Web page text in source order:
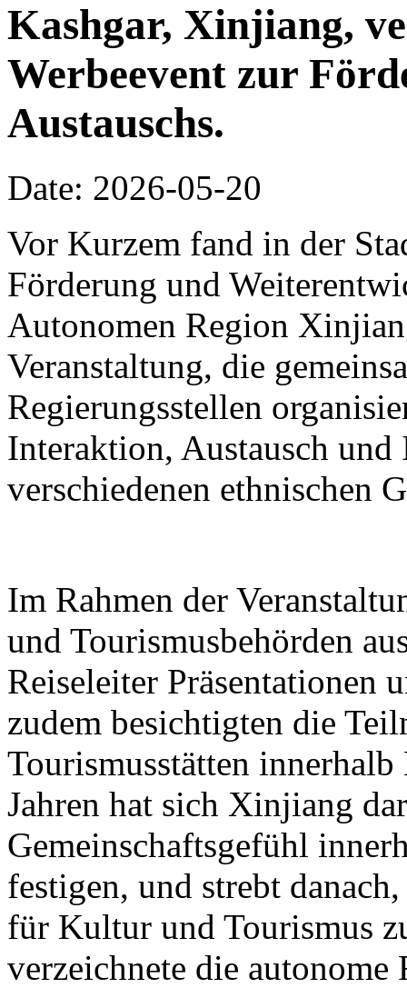
Kashgar, Xinjiang,
Werbeevent zur
Austauschs.
Date: 2026-05-20
Vor Kurzem fand in der
Förderung und
Autonomen Region
Veranstaltung, die
Regierungsstellen
Interaktion, Austausch
verschiedenen ethnischen
Im Rahmen der
und Tourismusbehörden
Reiseleiter Präsentationen
zudem besichtigten die
Tourismusstätten
Jahren hat sich Xinjiang
Gemeinschaftsgefühl
festigen, und strebt
für Kultur und Tourismus
verzeichnete die